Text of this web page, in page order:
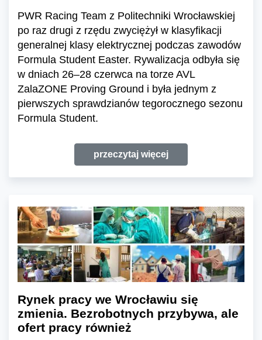
PWR Racing Team z Politechniki Wrocławskiej
po raz drugi z rzędu zwyciężył w klasyfikacji
generalnej klasy elektrycznej podczas zawodów
Formula Student Easter. Rywalizacja odbyła się
w dniach 26–28 czerwca na torze AVL
ZalaZONE Proving Ground i była jednym z
pierwszych sprawdzianów tegorocznego sezonu
Formula Student.
przeczytaj więcej
Rynek pracy we Wrocławiu się
zmienia. Bezrobotnych przybywa, ale
ofert pracy również